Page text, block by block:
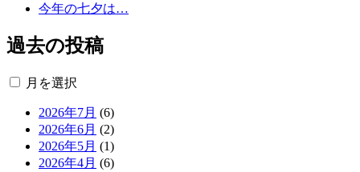
今年の七夕は…
過去の投稿
月を選択
2026年7月 (6)
2026年6月 (2)
2026年5月 (1)
2026年4月 (6)